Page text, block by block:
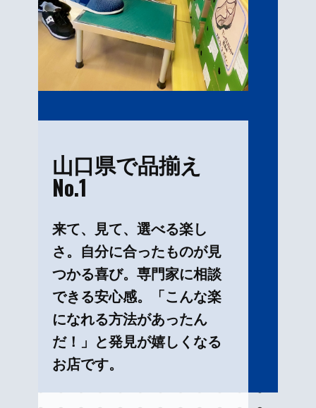
山口県で品揃え
No.1
来て、見て、選べる楽し
さ。自分に合ったものが見
つかる喜び。専門家に相談
できる安心感。「こんな楽
になれる方法があったん
だ！」と発見が嬉しくなる
お店です。